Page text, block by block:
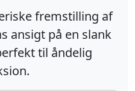
fremstilling af
ansigt på en slank
til åndelig